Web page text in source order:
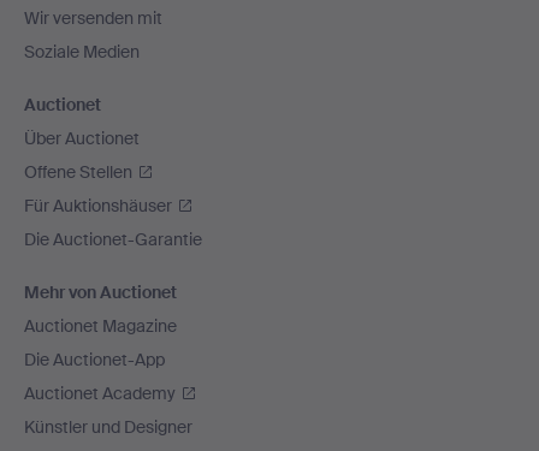
Wir versenden mit
Soziale Medien
Auctionet
Über Auctionet
Offene Stellen
Für Auktionshäuser
Die Auctionet-Garantie
Mehr von Auctionet
Auctionet Magazine
Die Auctionet-App
Auctionet Academy
Künstler und Designer